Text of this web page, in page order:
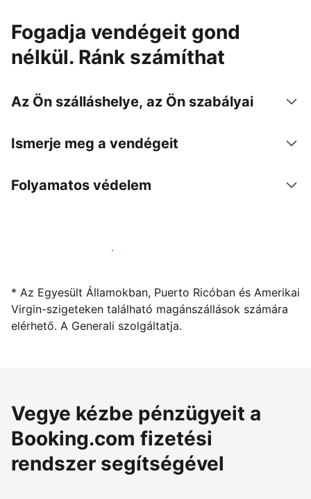
Fogadja vendégeit gond
nélkül. Ránk számíthat
Az Ön szálláshelye, az Ön szabályai
Ismerje meg a vendégeit
Folyamatos védelem
Kínáljon szállást a segítségünkkel
* Az Egyesült Államokban, Puerto Ricóban és Amerikai
Virgin-szigeteken található magánszállások számára
elérhető. A Generali szolgáltatja.
Vegye kézbe pénzügyeit a
Booking.com fizetési
rendszer segítségével